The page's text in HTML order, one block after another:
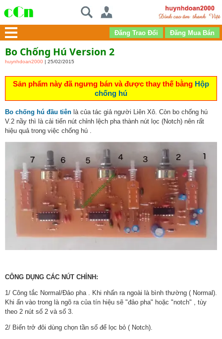
Bo Chống Hú Version 2
huynhdoan2000 | 25/02/2015
Sản phẩm này đã ngưng bán và được thay thế bằng Hộp
chống hú
Bo chống hú đầu tiên là của tác giả người Liên Xô. Còn bo chống hú
V.2 nầy thì là cải tiến nút chỉnh lệch pha thành nút lọc (Notch) nên rất
hiệu quả trong việc chống hú .
CÔNG DỤNG CÁC NÚT CHỈNH:
1/ Công tắc Normal/Đảo pha . Khi nhấn ra ngoài là bình thường ( Normal).
Khi ấn vào trong là ngõ ra của tín hiệu sẽ "đảo pha" hoặc "notch" , tùy
theo 2 nút số 2 và số 3.
2/ Biến trở đôi dùng chọn tần số để lọc bỏ ( Notch).